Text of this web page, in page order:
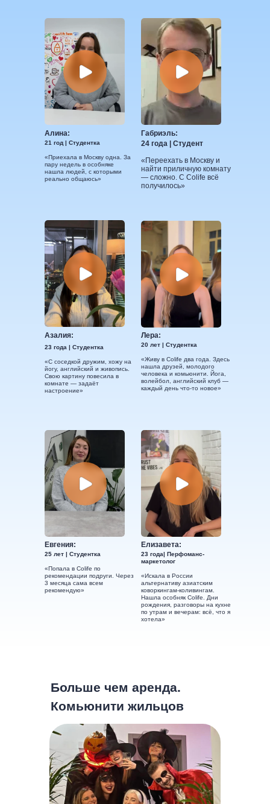
21 год | Студентка
«Приехала в Москву одна. За
пару недель в особняке
нашла людей, с которыми
реально общаюсь»
Алина:
24 года | Студент
«Переехать в Москву и
найти приличную комнату
— сложно. С Colife всё
получилось»
Габриэль:
Азалия:
23 года | Студентка
«С соседкой дружим, хожу на
йогу, английский и живопись.
Свою картину повесила в
комнате — задаёт
настроение»
Лера:
20 лет | Студентка
«Живу в Colife два года. Здесь
нашла друзей, молодого
человека и комьюнити. Йога,
волейбол, английский клуб —
каждый день что-то новое»
Евгения:
25 лет | Студентка
«Попала в Colife по
рекомендации подруги. Через
3 месяца сама всем
рекомендую»
Елизавета:
23 года| Перфоманс-
маркетолог
«Искала в России
альтернативу азиатским
коворкингам-коливингам.
Нашла особняк Colife. Дни
рождения, разговоры на кухне
по утрам и вечерам: всё, что я
хотела»
Больше чем аренда.
Комьюнити жильцов